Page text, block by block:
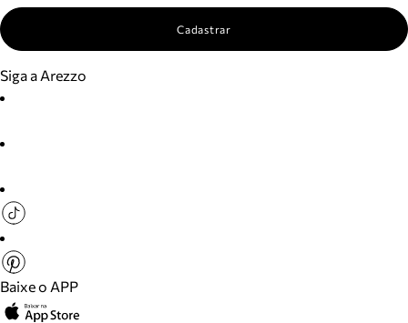
Cadastrar
Siga a Arezzo
Baixe o APP